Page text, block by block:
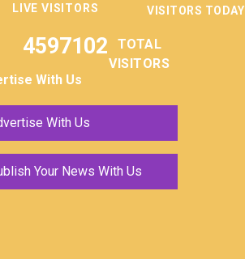
LIVE VISITORS VISITORS TODAY
4597102
TOTAL
VISITORS
With Us
With Us
Your News With Us